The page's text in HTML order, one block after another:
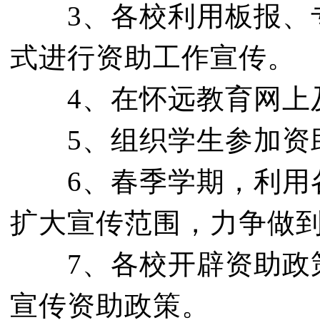
3、各校利用板报、
式进行资助工作宣传。
4、在怀远教育网上
5、组织学生参加资
6、春季学期，利用
扩大宣传范围，力争做
7、各校开辟资助政
宣传资助政策。